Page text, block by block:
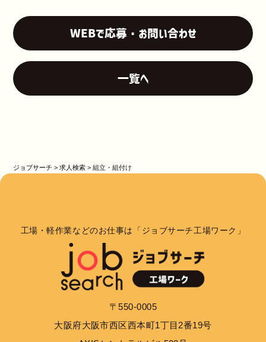
WEBで応募・お問い合わせ
一覧へ
ジョブサーチ >求人検索 >組立・組付け
工場・軽作業などのお仕事は「ジョブサーチ工場ワーク」
〒550-0005
大阪府大阪市西区西本町1丁目2番19号